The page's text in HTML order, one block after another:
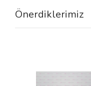
Önerdiklerimiz